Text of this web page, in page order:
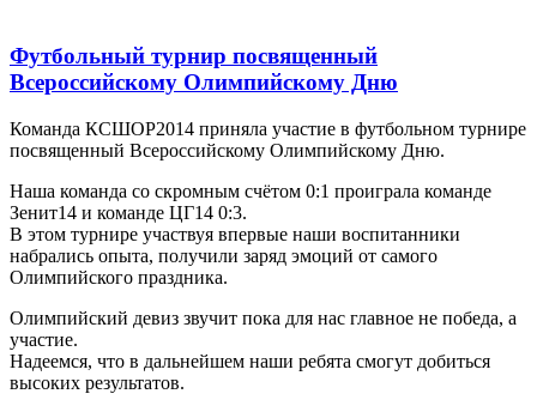
Футбольный турнир посвященный
Всероссийскому Олимпийскому Дню
Команда КСШОР2014 приняла участие в футбольном турнире
посвященный Всероссийскому Олимпийскому Дню.
Наша команда со скромным счётом 0:1 проиграла команде
Зенит14 и команде ЦГ14 0:3.
В этом турнире участвуя впервые наши воспитанники
набрались опыта, получили заряд эмоций от самого
Олимпийского праздника.
Олимпийский девиз звучит пока для нас главное не победа, а
участие.
Надеемся, что в дальнейшем наши ребята смогут добиться
высоких результатов.